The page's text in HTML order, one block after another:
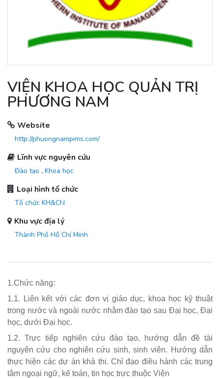
VIỆN KHOA HỌC QUẢN TRỊ
PHƯƠNG NAM
Website
http://phuongnampims.com/
Lĩnh vực nguyên cứu
Đào tạo , Khoa học
Loại hình tổ chức
Tổ chức KH&CN
Khu vực địa lý
Thành Phố Hồ Chí Minh
1.Chức năng:
1.1. Liên kết với các đơn vị giáo dục, khoa học kỹ thuật
trong nước và ngoài nước nhằm đào tạo sau Đại học, Đại
học, dưới Đại học.
1.2. Trực tiếp nghiên cứu đào tạo, hướng dẫn đề tài
nguyên cứu cho nghiên cứu sinh, sinh viên. Hướng dẫn
thực hiện các dự án khả thi. Chỉ đạo điều hành các trung
tâm ngoại ngữ, kế toán, tin học trực thuộc Viện